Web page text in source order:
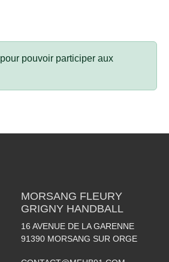
pour pouvoir participer aux
MORSANG FLEURY
GRIGNY HANDBALL
16 AVENUE DE LA GARENNE
91390 MORSANG SUR ORGE